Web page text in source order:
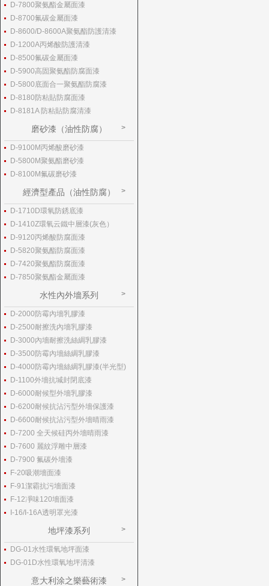
D-7800聚氨酯金屬面漆
D-8700氟碳金屬面漆
D-8600/D-8600A聚氨酯防護清漆
D-1200A丙烯酸防護清漆
D-8500氟碳金屬面漆
D-5900高固聚氨酯防腐面漆
D-5800底面合一聚氨酯防腐漆
D-8180防粘貼防腐面漆
D-8181A 防粘貼防腐清漆
磨砂漆（油性防腐）
D-9100M丙烯酸磨砂漆
D-5800M聚氨酯磨砂漆
D-8100M氟碳磨砂漆
經濟型產品（油性防腐）
D-1710D環氧防銹底漆
D-1410Z環氧云鐵中層漆(灰色）
D-9120丙烯酸防腐面漆
D-5820聚氨酯防腐面漆
D-7420聚氨酯防腐面漆
D-7850聚氨酯金屬面漆
水性內外墻系列
D-2000防霉內墻乳膠漆
D-2500耐擦洗內墻乳膠漆
D-3000內墻耐擦洗絲綢乳膠漆
D-3500防霉內墻絲綢乳膠漆
D-4000防霉內墻絲綢乳膠漆(半光型)
D-1100外墻抗堿封閉底漆
D-6000耐候型外墻乳膠漆
D-6200耐候抗沾污型外墻保護漆
D-6600耐候抗沾污型外墻晴雨漆
D-7200 全天候硅丙外墻晴雨漆
D-7600 麗紋浮雕中層漆
D-7900 氟碳外墻漆
F-20吸潮墻面漆
F-91潔霸抗污墻面漆
F-12凈味120墻面漆
I-16/I-16A透明罩光漆
地坪漆系列
DG-01水性環氧地坪面漆
DG-01D水性環氧地坪清漆
意大利涂之樂藝術漆